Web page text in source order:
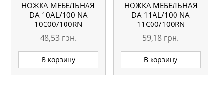
НОЖКА МЕБЕЛЬНАЯ
DA 10AL/100 NA
10С00/100RN
48,53 грн.
В корзину
НОЖКА МЕБЕЛЬНАЯ
DA 11AL/100 NA
11С00/100RN
59,18 грн.
В корзину